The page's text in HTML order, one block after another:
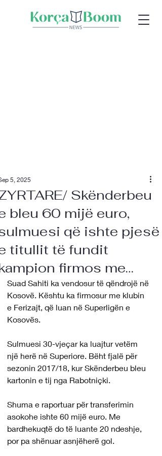
Skënderbeu
bleu 60 mijë euro,
që ishte pjesë
titullit të fundit
firmos me…
5, 2025
Suad Sahiti ka vendosur të qëndrojë në
Kosovë. Kështu ka firmosur me klubin
e Ferizajt, që luan në Superligën e
Kosovës.
Sulmuesi 30-vjeçar ka luajtur vetëm
një herë në Superiore. Bëht fjalë për
sezonin 2017/18, kur Skënderbeu bleu
kartonin e tij nga Rabotniçki.
Shuma e raportuar për transferimin
asokohe ishte 60 mijë euro. Me
bardhekuqtë do të luante 20 ndeshje,
por pa shënuar asnjëherë gol.